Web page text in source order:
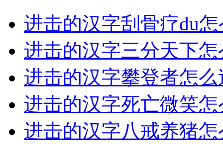
进击的汉字刮骨疗du
进击的汉字三分天下怎
进击的汉字攀登者怎么
进击的汉字死亡微笑怎
进击的汉字八戒养猪怎